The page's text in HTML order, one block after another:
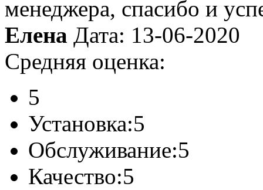
менеджера, спасибо и
Елена Дата: 13-06-2020
Средняя оценка:
5
Установка:5
Обслуживание:5
Качество:5